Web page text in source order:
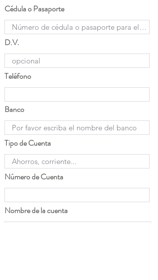
Cédula o Pasaporte
D.V.
Teléfono
Banco
Tipo de Cuenta
Número de Cuenta
Nombre de la cuenta